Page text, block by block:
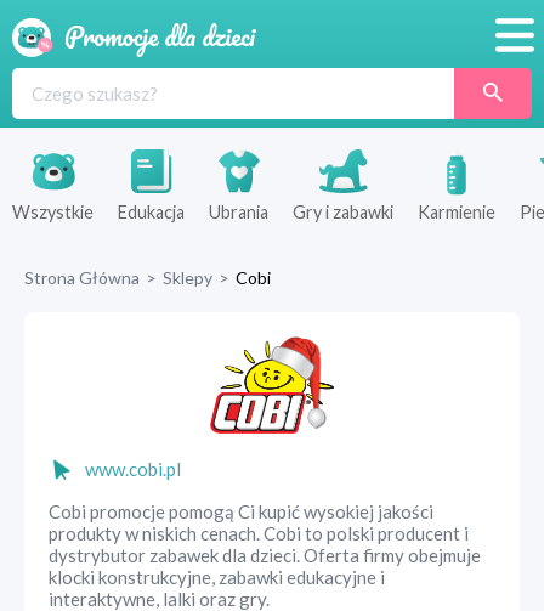
Produkty
Sklepy
Wszystkie Edukacja Ubrania Gry i zabawki Karmienie
Strona Główna > Sklepy > Cobi
www.cobi.pl
Cobi promocje pomogą Ci kupić wysokiej jakości
produkty w niskich cenach. Cobi to polski producent i
dystrybutor zabawek dla dzieci. Oferta firmy obejmuje
klocki konstrukcyjne, zabawki edukacyjne i
interaktywne, lalki oraz gry.